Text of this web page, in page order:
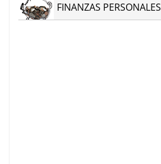
FINANZAS PERSONALES